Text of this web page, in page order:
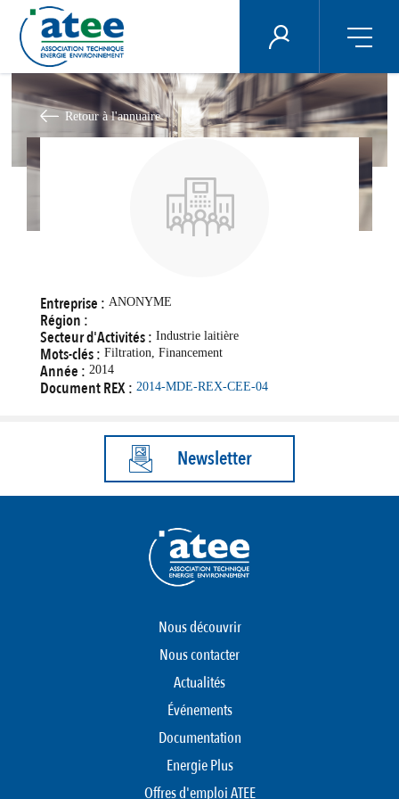
au
contenu
principal
ÉNERGIE PLUS
Retour à l'annuaire
Entreprise : ANONYME
Région :
Secteur d'Activités : Industrie laitière
Mots-clés : Filtration, Financement
Année : 2014
Document REX : 2014-MDE-REX-CEE-04
Newsletter
Nous découvrir
Nous contacter
Actualités
Événements
Documentation
Energie Plus
Offres d'emploi ATEE
Panneau de gestion des cookies